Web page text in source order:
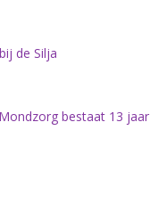
de Silja
bestaat 13 jaar